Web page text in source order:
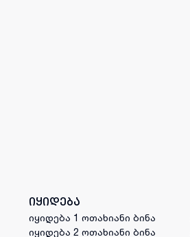
იყიდება
იყიდება 1 ოთახიანი ბინა
იყიდება 2 ოთახიანი ბინა